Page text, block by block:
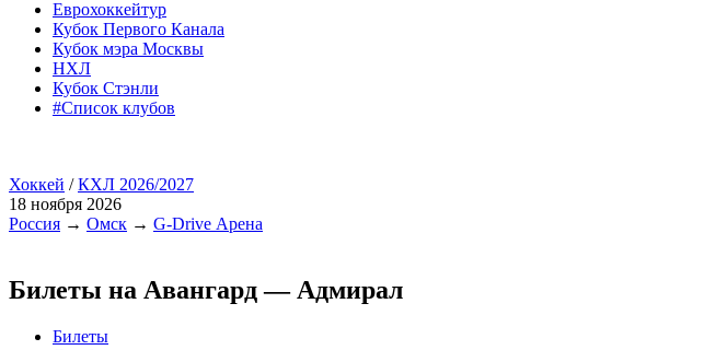
Еврохоккейтур
Кубок Первого Канала
Кубок мэра Москвы
НХЛ
Кубок Стэнли
#Список клубов
Хоккей /КХЛ 2026/2027
18 ноября 2026
Россия → Омск → G-Drive Арена
Билеты на Авангард — Адмирал
Билеты